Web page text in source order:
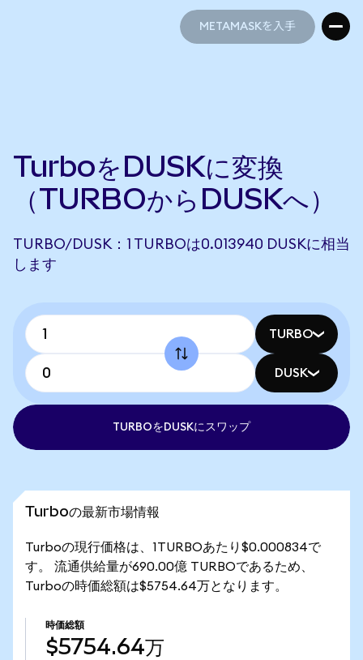
METAMASKを入手
TurboをDUSKに変換
（TURBOからDUSKへ）
TURBO/DUSK：1 TURBOは0.013940 DUSKに相当
します
TURBO
DUSK
TURBOをDUSKにスワップ
Turboの最新市場情報
Turboの現行価格は、1TURBOあたり$0.000834で
す。 流通供給量が690.00億 TURBOであるため、
Turboの時価総額は$5754.64万となります。
時価総額
$5754.64万